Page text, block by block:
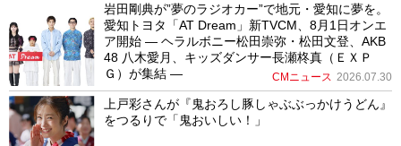
岩田剛典が”夢のラジオカー”で地元・愛知に夢を。
愛知トヨタ「AT Dream」新TVCM、8月1日オンエ
ア開始 ― ヘラルボニー松田崇弥・松田文登、AKB
48 八木愛月、キッズダンサー長瀬柊真（ＥＸＰ
Ｇ）が集結 ―
CMニュース 2026.07.30
上戸彩さんが『鬼おろし豚しゃぶぶっかけうどん』
をつるりで「鬼おいしい！」